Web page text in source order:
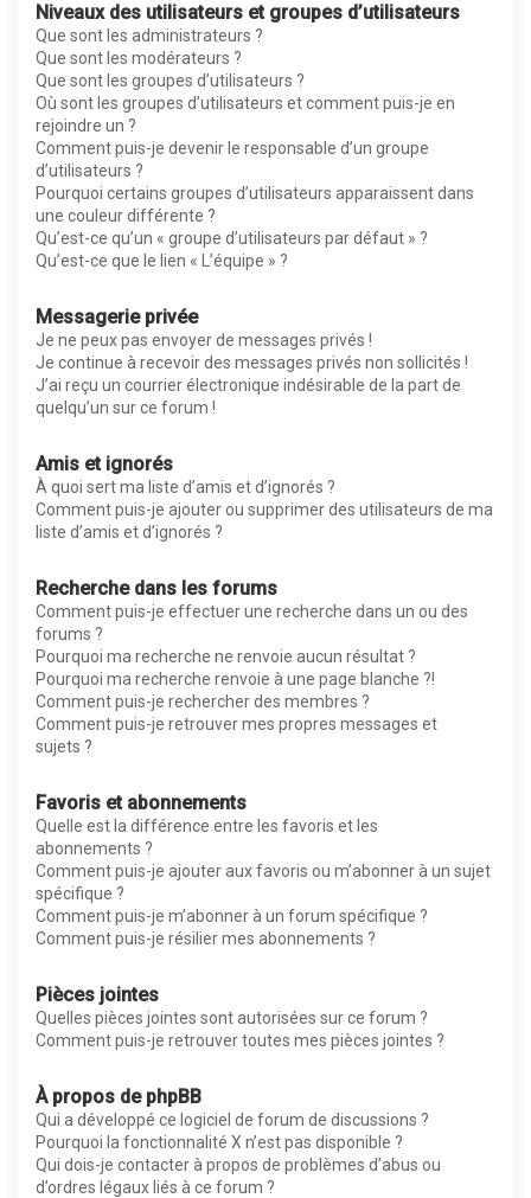
Niveaux des utilisateurs et groupes d’utilisateurs
Que sont les administrateurs ?
Que sont les modérateurs ?
Que sont les groupes d’utilisateurs ?
Où sont les groupes d’utilisateurs et comment puis-je en
rejoindre un ?
Comment puis-je devenir le responsable d’un groupe
d’utilisateurs ?
Pourquoi certains groupes d’utilisateurs apparaissent dans
une couleur différente ?
Qu’est-ce qu’un « groupe d’utilisateurs par défaut » ?
Qu’est-ce que le lien « L’équipe » ?
Messagerie privée
Je ne peux pas envoyer de messages privés !
Je continue à recevoir des messages privés non sollicités !
J’ai reçu un courrier électronique indésirable de la part de
quelqu’un sur ce forum !
Amis et ignorés
À quoi sert ma liste d’amis et d’ignorés ?
Comment puis-je ajouter ou supprimer des utilisateurs de ma
liste d’amis et d’ignorés ?
Recherche dans les forums
Comment puis-je effectuer une recherche dans un ou des
forums ?
Pourquoi ma recherche ne renvoie aucun résultat ?
Pourquoi ma recherche renvoie à une page blanche ?!
Comment puis-je rechercher des membres ?
Comment puis-je retrouver mes propres messages et
sujets ?
Favoris et abonnements
Quelle est la différence entre les favoris et les
abonnements ?
Comment puis-je ajouter aux favoris ou m’abonner à un sujet
spécifique ?
Comment puis-je m’abonner à un forum spécifique ?
Comment puis-je résilier mes abonnements ?
Pièces jointes
Quelles pièces jointes sont autorisées sur ce forum ?
Comment puis-je retrouver toutes mes pièces jointes ?
À propos de phpBB
Qui a développé ce logiciel de forum de discussions ?
Pourquoi la fonctionnalité X n’est pas disponible ?
Qui dois-je contacter à propos de problèmes d’abus ou
d’ordres légaux liés à ce forum ?